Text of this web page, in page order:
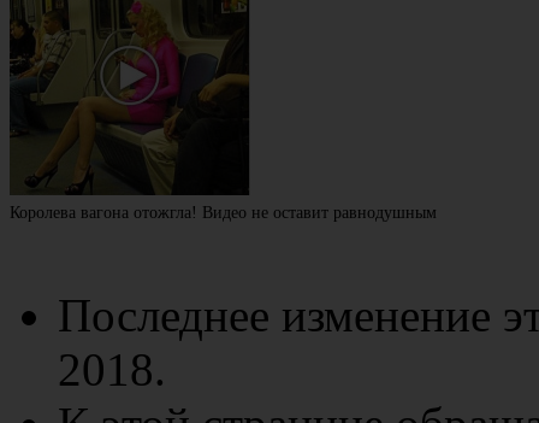
Королева вагона отожгла! Видео не оставит равнодушным
Последнее изменение
2018.